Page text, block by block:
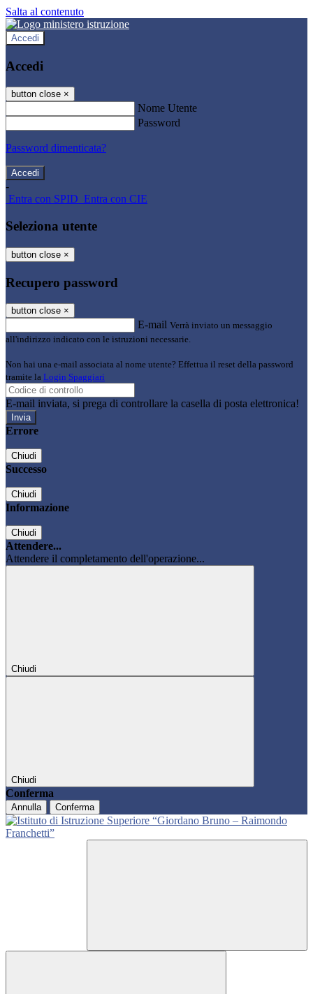
Salta al contenuto
Accedi
Accedi
button close ×
Nome Utente
Password
Password dimenticata?
-
Entra con SPID Entra con CIE
Seleziona utente
button close ×
Recupero password
button close ×
E-mail Verrà inviato un messaggio
all'indirizzo indicato con le istruzioni necessarie.
Non hai una e-mail associata al nome utente? Effettua il reset della password
tramite la Login Spaggiari
E-mail inviata, si prega di controllare la casella di posta elettronica!
Errore
Chiudi
Successo
Chiudi
Informazione
Chiudi
Attendere...
Attendere il completamento dell'operazione...
Chiudi
Chiudi
Conferma
Annulla Conferma